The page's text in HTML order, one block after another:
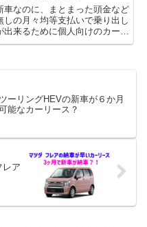
車なのに、まとまった頭金など
しの月々均等支払いで乗り出し
出来るために個人向けのカーリ
スが注目を集め利用者も急増中
...ーリングHEVの新車が６か月
能なカーリース？
レア